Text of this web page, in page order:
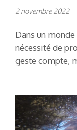
2 novembre 2022
Dans un
nécessité de
geste compte,